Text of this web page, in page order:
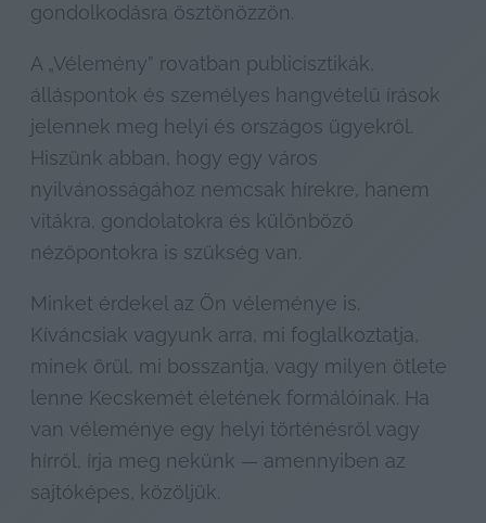
gondolkodásra ösztönözzön.
A „Vélemény” rovatban publicisztikák,
álláspontok és személyes hangvételű írások
jelennek meg helyi és országos ügyekről.
Hiszünk abban, hogy egy város
nyilvánosságához nemcsak hírekre, hanem
vitákra, gondolatokra és különböző
nézőpontokra is szükség van.
Minket érdekel az Ön véleménye is.
Kíváncsiak vagyunk arra, mi foglalkoztatja,
minek örül, mi bosszantja, vagy milyen ötlete
lenne Kecskemét életének formálóinak. Ha
van véleménye egy helyi történésről vagy
hírről, írja meg nekünk — amennyiben az
sajtóképes, közöljük.